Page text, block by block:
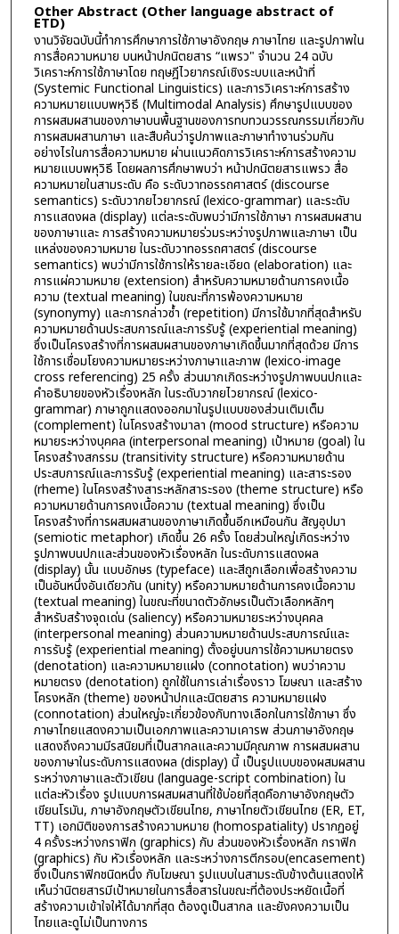
Other Abstract (Other language abstract of
ETD)
งานวิจัยฉบับนี้ทำการศึกษาการใช้ภาษาอังกฤษ ภาษาไทย และรูปภาพใน
การสื่อความหมาย บนหน้าปกนิตยสาร “แพรว" จำนวน 24 ฉบับ
วิเคราะห์การใช้ภาษาโดย ทฤษฎีไวยากรณ์เชิงระบบและหน้าที่
(Systemic Functional Linguistics) และการวิเคราะห์การสร้าง
ความหมายแบบพหุวิธี (Multimodal Analysis) ศึกษารูปแบบของ
การผสมผสานของภาษาบนพื้นฐานของการทบทวนวรรณกรรมเกี่ยวกับ
การผสมผสานภาษา และสืบค้นว่ารูปภาพและภาษาทำงานร่วมกัน
อย่างไรในการสื่อความหมาย ผ่านแนวคิดการวิเคราะห์การสร้างความ
หมายแบบพหุวิธี โดยผลการศึกษาพบว่า หน้าปกนิตยสารแพรว สื่อ
ความหมายในสามระดับ คือ ระดับวาทอรรถศาสตร์ (discourse
semantics) ระดับวากยไวยากรณ์ (lexico-grammar) และระดับ
การแสดงผล (display) แต่ละระดับพบว่ามีการใช้ภาษา การผสมผสาน
ของภาษาและ การสร้างความหมายร่วมระหว่างรูปภาพและภาษา เป็น
แหล่งของความหมาย ในระดับวาทอรรถศาสตร์ (discourse
semantics) พบว่ามีการใช้การให้รายละเอียด (elaboration) และ
การแผ่ความหมาย (extension) สำหรับความหมายด้านการคงเนื้อ
ความ (textual meaning) ในขณะที่การพ้องความหมาย
(synonymy) และการกล่าวซ้ำ (repetition) มีการใช้มากที่สุดสำหรับ
ความหมายด้านประสบการณ์และการรับรู้ (experiential meaning)
ซึ่งเป็นโครงสร้างที่การผสมผสานของภาษาเกิดขึ้นมากที่สุดด้วย มีการ
ใช้การเชื่อมโยงความหมายระหว่างภาษาและภาพ (lexico-image
cross referencing) 25 ครั้ง ส่วนมากเกิดระหว่างรูปภาพบนปกและ
คำอธิบายของหัวเรื่องหลัก ในระดับวากยไวยากรณ์ (lexico-
grammar) ภาษาถูกแสดงออกมาในรูปแบบของส่วนเติมเต็ม
(complement) ในโครงสร้างมาลา (mood structure) หรือความ
หมายระหว่างบุคคล (interpersonal meaning) เป้าหมาย (goal) ใน
โครงสร้างสกรรม (transitivity structure) หรือความหมายด้าน
ประสบการณ์และการรับรู้ (experiential meaning) และสาระรอง
(rheme) ในโครงสร้างสาระหลักสาระรอง (theme structure) หรือ
ความหมายด้านการคงเนื้อความ (textual meaning) ซึ่งเป็น
โครงสร้างที่การผสมผสานของภาษาเกิดขึ้นอีกเหมือนกัน สัญอุปมา
(semiotic metaphor) เกิดขึ้น 26 ครั้ง โดยส่วนใหญ่เกิดระหว่าง
รูปภาพบนปกและส่วนของหัวเรื่องหลัก ในระดับการแสดงผล
(display) นั้น แบบอักษร (typeface) และสีถูกเลือกเพื่อสร้างความ
เป็นอันหนึ่งอันเดียวกัน (unity) หรือความหมายด้านการคงเนื้อความ
(textual meaning) ในขณะที่ขนาดตัวอักษรเป็นตัวเลือกหลักๆ
สำหรับสร้างจุดเด่น (saliency) หรือความหมายระหว่างบุคคล
(interpersonal meaning) ส่วนความหมายด้านประสบการณ์และ
การรับรู้ (experiential meaning) ตั้งอยู่บนการใช้ความหมายตรง
(denotation) และความหมายแฝง (connotation) พบว่าความ
หมายตรง (denotation) ถูกใช้ในการเล่าเรื่องราว โฆษณา และสร้าง
โครงหลัก (theme) ของหน้าปกและนิตยสาร ความหมายแฝง
(connotation) ส่วนใหญ่จะเกี่ยวข้องกับทางเลือกในการใช้ภาษา ซึ่ง
ภาษาไทยแสดงความเป็นเอกภาพและความเคารพ ส่วนภาษาอังกฤษ
แสดงถึงความมีรสนิยมที่เป็นสากลและความมีคุณภาพ การผสมผสาน
ของภาษาในระดับการแสดงผล (display) นี้ เป็นรูปแบบของผสมผสาน
ระหว่างภาษาและตัวเขียน (language-script combination) ใน
แต่ละหัวเรื่อง รูปแบบการผสมผสานที่ใช้บ่อยที่สุดคือภาษาอังกฤษตัว
เขียนโรมัน, ภาษาอังกฤษตัวเขียนไทย, ภาษาไทยตัวเขียนไทย (ER, ET,
TT) เอกมิติของการสร้างความหมาย (homospatiality) ปรากฏอยู่
4 ครั้งระหว่างกราฟิก (graphics) กับ ส่วนของหัวเรื่องหลัก กราฟิก
(graphics) กับ หัวเรื่องหลัก และระหว่างการตีกรอบ(encasement)
ซึ่งเป็นกราฟิกชนิดหนึ่ง กับโฆษณา รูปแบบในสามระดับข้างต้นแสดงให้
เห็นว่านิตยสารมีเป้าหมายในการสื่อสารในขณะที่ต้องประหยัดเนื้อที่
สร้างความเข้าใจให้ได้มากที่สุด ต้องดูเป็นสากล และยังคงความเป็น
ไทยและดูไม่เป็นทางการ